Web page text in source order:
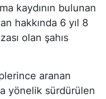
kaydının bulunan
hakkında 6 yıl 8
olan şahıs
aranan
yönelik sürdürülen